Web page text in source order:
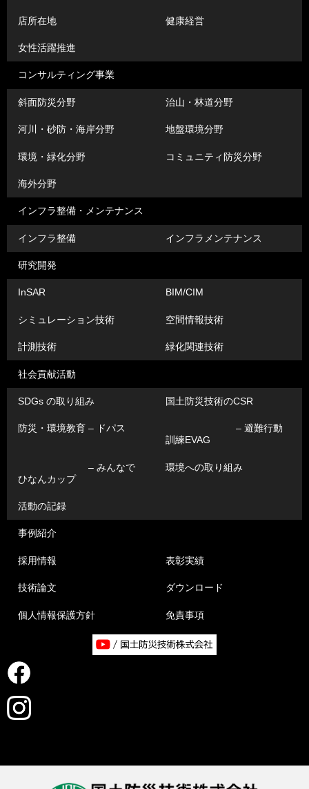
店所在地 健康経営
女性活躍推進
コンサルティング事業
斜面防災分野 治山・林道分野
河川・砂防・海岸分野 地盤環境分野
環境・緑化分野 コミュニティ防災分野
海外分野
インフラ整備・メンテナンス
インフラ整備 インフラメンテナンス
研究開発
InSAR BIM/CIM
シミュレーション技術 空間情報技術
計測技術 緑化関連技術
社会貢献活動
SDGs の取り組み 国土防災技術のCSR
防災・環境教育 – ドパス
– 避難行動
訓練EVAG
– みんなで
ひなんカップ
環境への取り組み
活動の記録
事例紹介
採用情報 表彰実績
技術論文 ダウンロード
個人情報保護方針 免責事項